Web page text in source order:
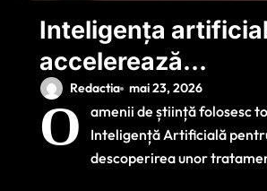
Inteligența
accelerează
căutarea
tratamentelor
boli neurologice
Redactia mai 23, 2026
O
amenii de știință folosesc
Inteligență Artificială
descoperirea unor